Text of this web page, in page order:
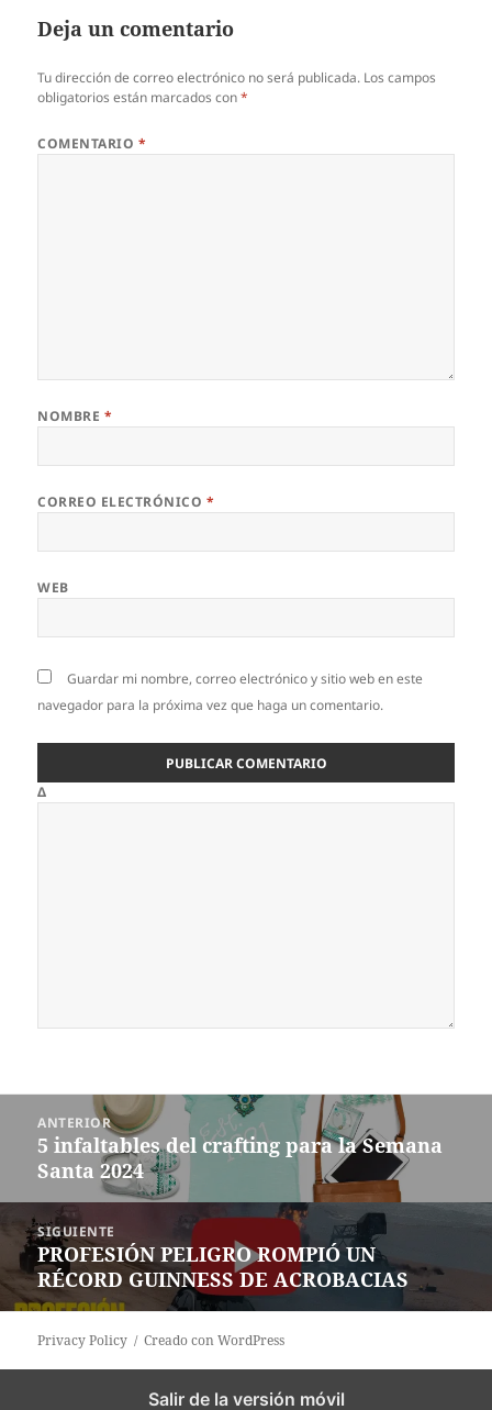
Deja un comentario
Tu dirección de correo electrónico no será publicada. Los campos
obligatorios están marcados con*
COMENTARIO *
NOMBRE *
CORREO ELECTRÓNICO *
WEB
Guardar mi nombre, correo electrónico y sitio web en este
navegador para la próxima vez que haga un comentario.
Δ
Navegación
entradas
ANTERIOR
Entrada
anterior:
5 infaltables del crafting para la Semana
Santa 2024
SIGUIENTE
Siguiente
entrada:
PROFESIÓN PELIGRO ROMPIÓ UN
RÉCORD GUINNESS DE ACROBACIAS
Privacy Policy Creado con WordPress
Salir de la versión móvil